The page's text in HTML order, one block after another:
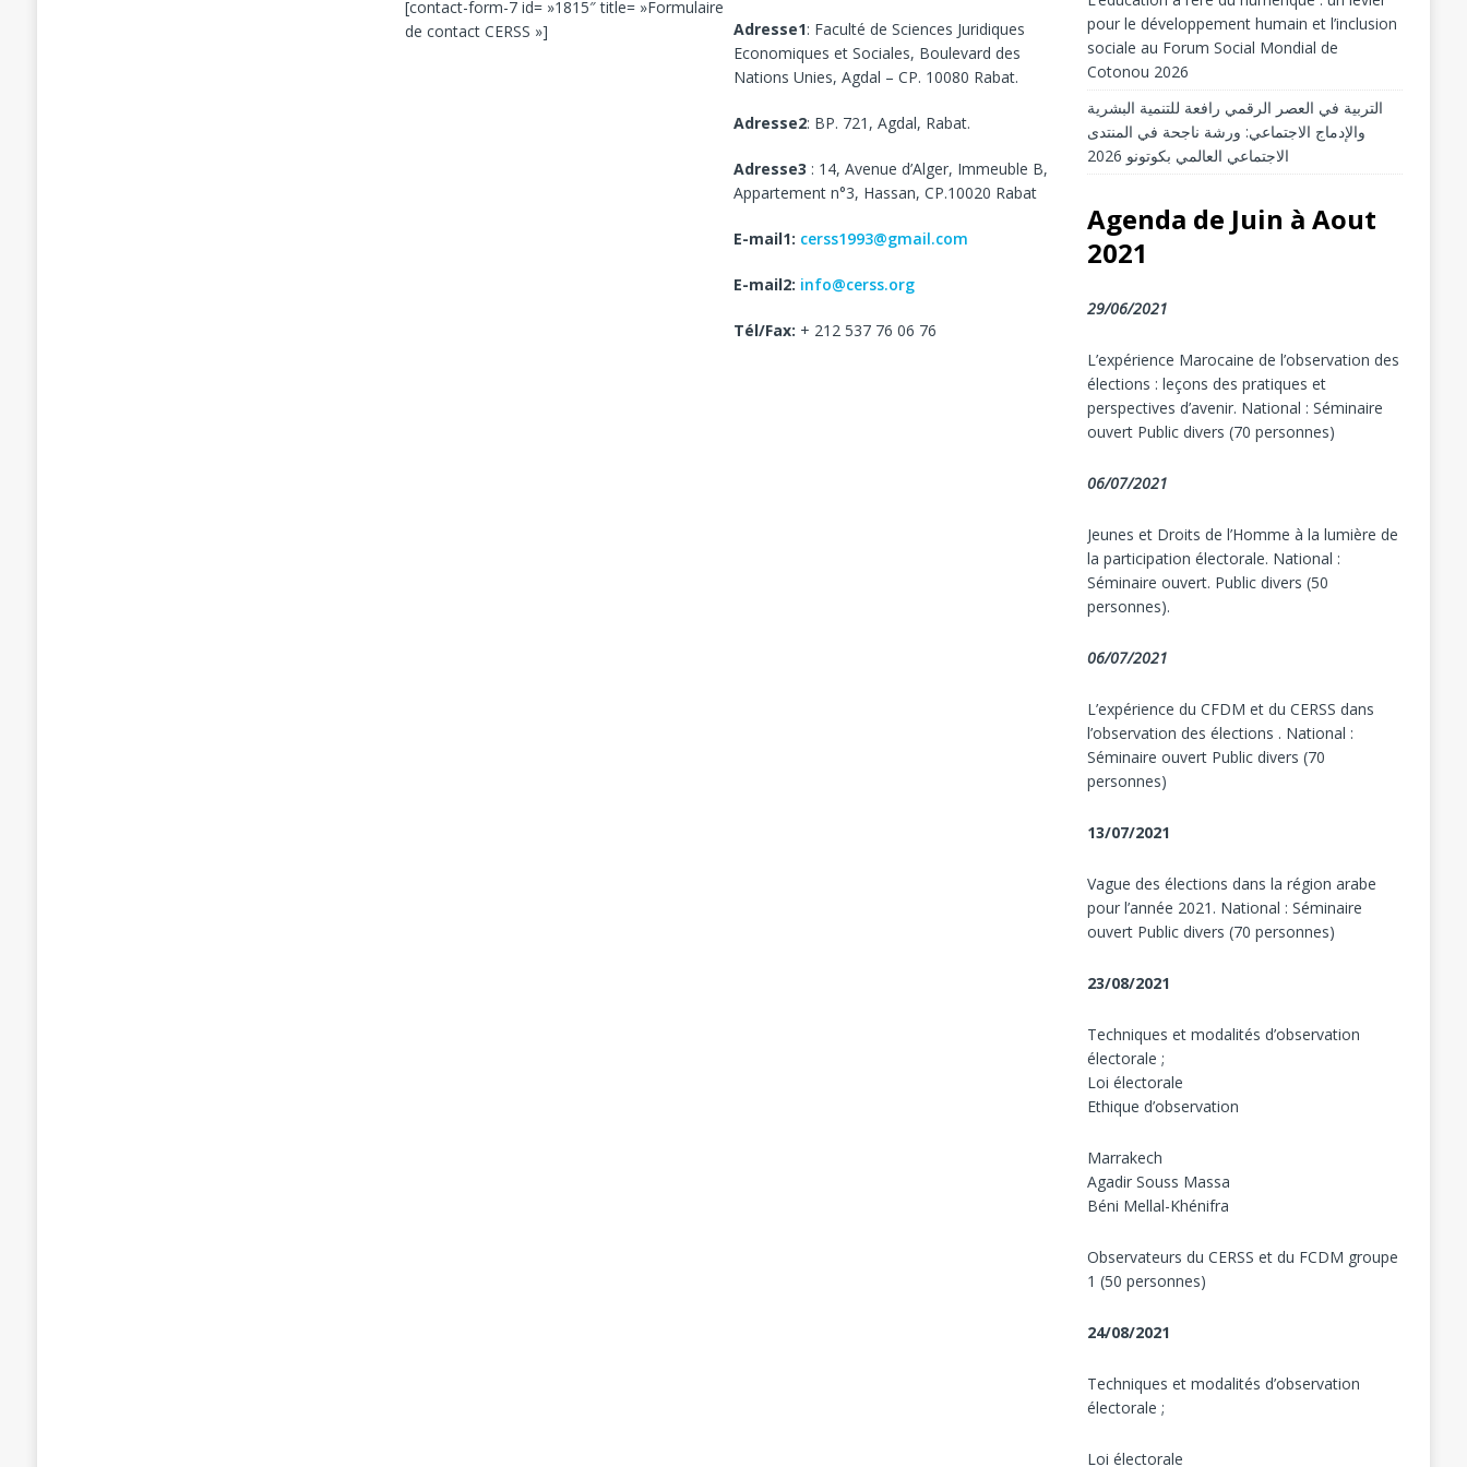
[contact-form-7 id= »1815″ title= »Formulaire
de contact CERSS »]
Adresse1: Faculté de Sciences Juridiques
Economiques et Sociales, Boulevard des
Nations Unies, Agdal – CP. 10080 Rabat.
Adresse2: BP. 721, Agdal, Rabat.
Adresse3 : 14, Avenue d’Alger, Immeuble B,
Appartement n°3, Hassan, CP.10020 Rabat
E-mail1: cerss1993@gmail.com
E-mail2: info@cerss.org
Tél/Fax: + 212 537 76 06 76
pour le développement humain et l’inclusion
sociale au Forum Social Mondial de
Cotonou 2026
التربية في العصر الرقمي رافعة للتنمية البشرية
والإدماج الاجتماعي: ورشة ناجحة في المنتدى
الاجتماعي العالمي بكوتونو 2026
Agenda de Juin à Aout
2021
29/06/2021
L’expérience Marocaine de l’observation des
élections : leçons des pratiques et
perspectives d’avenir. National : Séminaire
ouvert Public divers (70 personnes)
06/07/2021
Jeunes et Droits de l’Homme à la lumière de
la participation électorale. National :
Séminaire ouvert. Public divers (50
personnes).
06/07/2021
L’expérience du CFDM et du CERSS dans
l’observation des élections . National :
Séminaire ouvert Public divers (70
personnes)
13/07/2021
Vague des élections dans la région arabe
pour l’année 2021. National : Séminaire
ouvert Public divers (70 personnes)
23/08/2021
Techniques et modalités d’observation
électorale ;
Loi électorale
Ethique d’observation
Marrakech
Agadir Souss Massa
Béni Mellal-Khénifra
Observateurs du CERSS et du FCDM groupe
1 (50 personnes)
24/08/2021
Techniques et modalités d’observation
électorale ;
Loi électorale